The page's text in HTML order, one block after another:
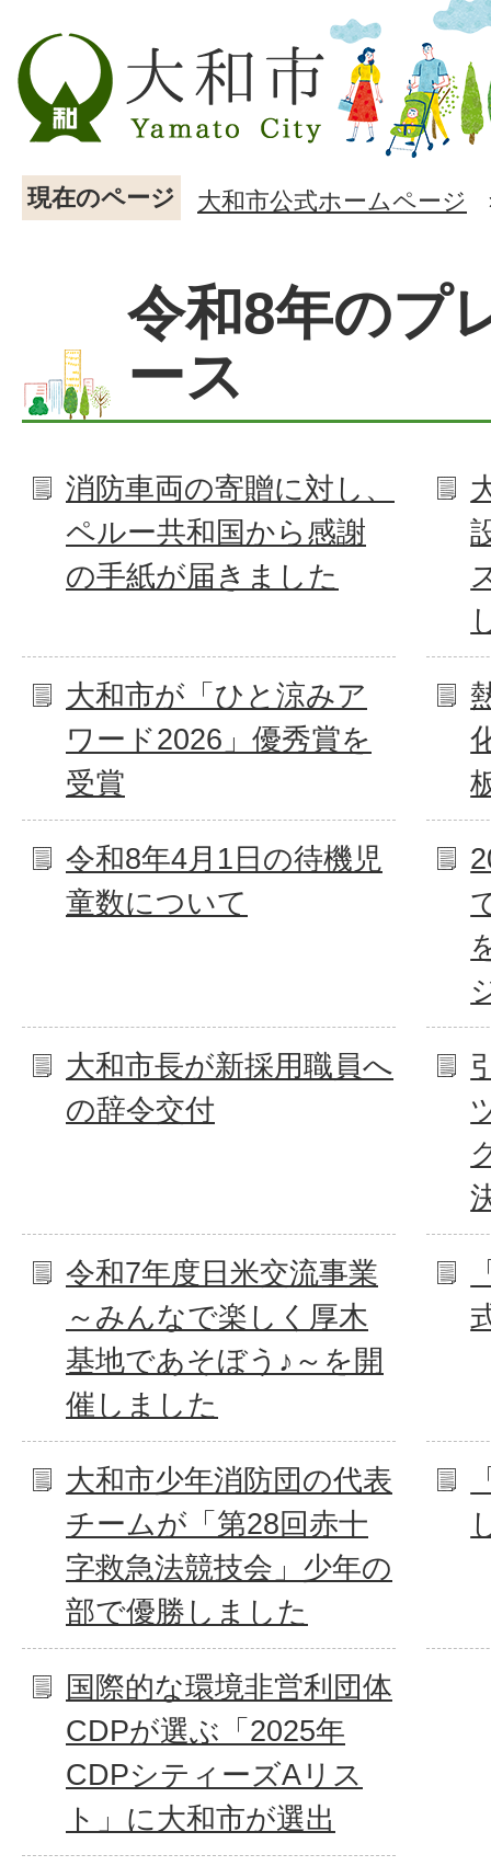
現在のページ 大和市公式ホームページ
令和8年のプ
ース
消防車両の寄贈に対し、
ペルー共和国から感謝
の手紙が届きました
大和市が「ひと涼みア
ワード2026」優秀賞を
受賞
令和8年4月1日の待機児
童数について
大和市長が新採用職員へ
の辞令交付
令和7年度日米交流事業
～みんなで楽しく厚木
基地であそぼう♪～を開
催しました
大和市少年消防団の代表
チームが「第28回赤十
字救急法競技会」少年の
部で優勝しました
国際的な環境非営利団体
CDPが選ぶ「2025年
CDPシティーズAリス
ト」に大和市が選出